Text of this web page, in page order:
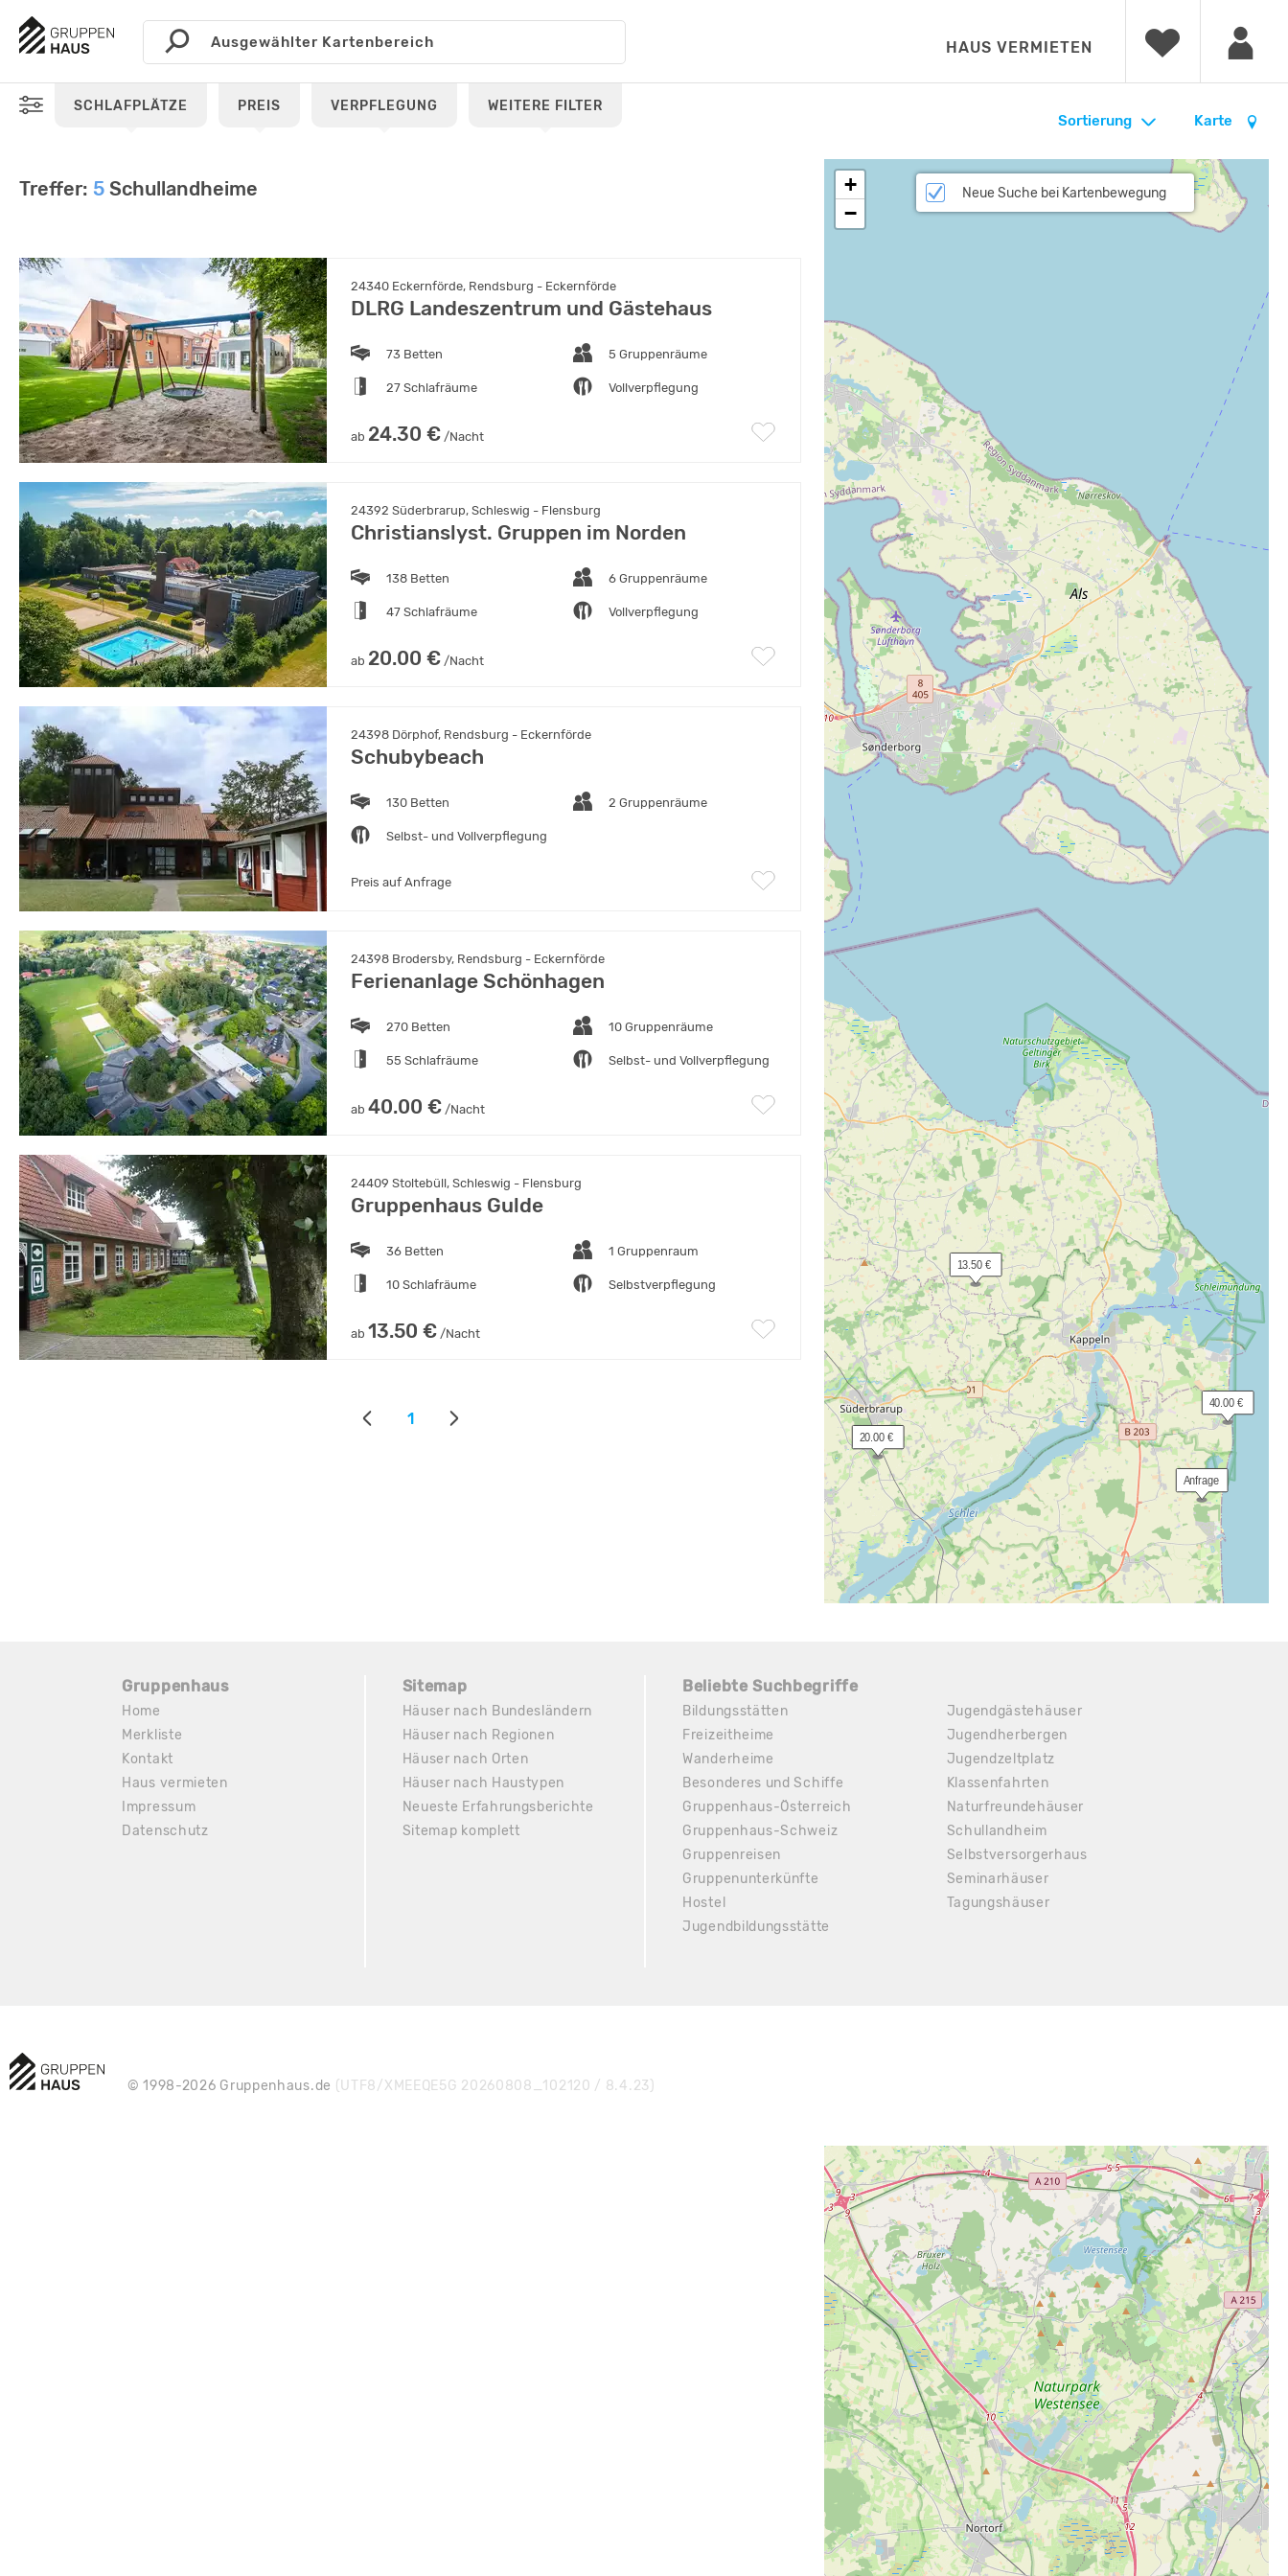
HAUS VERMIETEN
SCHLAFPLÄTZE PREIS VERPFLEGUNG WEITERE FILTER
Karte
Sortierung
Treffer: 5 Schullandheime
24340 Eckernförde, Rendsburg - Eckernförde
DLRG Landeszentrum und Gästehaus
73 Betten 5 Gruppenräume
27 Schlafräume Vollverpflegung
ab 24.30 € /Nacht
24392 Süderbrarup, Schleswig - Flensburg
Christianslyst. Gruppen im Norden
138 Betten 6 Gruppenräume
47 Schlafräume Vollverpflegung
ab 20.00 € /Nacht
24398 Dörphof, Rendsburg - Eckernförde
Schubybeach
130 Betten 2 Gruppenräume
Selbst- und Vollverpflegung
Preis auf Anfrage
24398 Brodersby, Rendsburg - Eckernförde
Ferienanlage Schönhagen
270 Betten 10 Gruppenräume
55 Schlafräume Selbst- und Vollverpflegung
ab 40.00 € /Nacht
24409 Stoltebüll, Schleswig - Flensburg
Gruppenhaus Gulde
36 Betten 1 Gruppenraum
10 Schlafräume Selbstverpflegung
ab 13.50 € /Nacht
1
20.00 €
Anfrage
40.00 €
13.50 €
+
−
Neue Suche bei Kartenbewegung
Gruppenhaus
Home
Merkliste
Kontakt
Haus vermieten
Impressum
Datenschutz
Sitemap
Häuser nach Bundesländern
Häuser nach Regionen
Häuser nach Orten
Häuser nach Haustypen
Neueste Erfahrungsberichte
Sitemap komplett
Beliebte Suchbegriffe
Bildungsstätten
Freizeitheime
Wanderheime
Besonderes und Schiffe
Gruppenhaus-Österreich
Gruppenhaus-Schweiz
Gruppenreisen
Gruppenunterkünfte
Hostel
Jugendbildungsstätte
Jugendgästehäuser
Jugendherbergen
Jugendzeltplatz
Klassenfahrten
Naturfreundehäuser
Schullandheim
Selbstversorgerhaus
Seminarhäuser
Tagungshäuser
© 1998-2026 Gruppenhaus.de (UTF8/XMEEQE5G 20260808_102120 / 8.4.23)